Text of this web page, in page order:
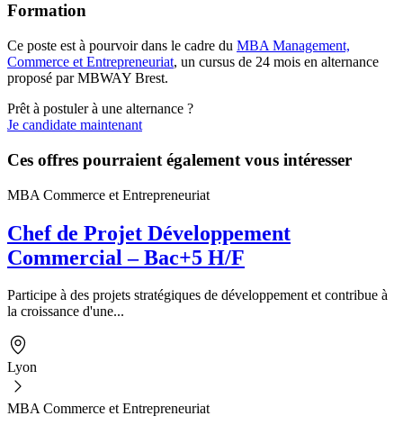
Formation
Ce poste est à pourvoir dans le cadre du MBA Management,
Commerce et Entrepreneuriat, un cursus de 24 mois en alternance
proposé par MBWAY Brest.
Prêt à postuler à une alternance ?
Je candidate maintenant
Ces offres pourraient également vous intéresser
MBA Commerce et Entrepreneuriat
Chef de Projet Développement
Commercial – Bac+5 H/F
Participe à des projets stratégiques de développement et contribue à
la croissance d'une...
Lyon
MBA Commerce et Entrepreneuriat